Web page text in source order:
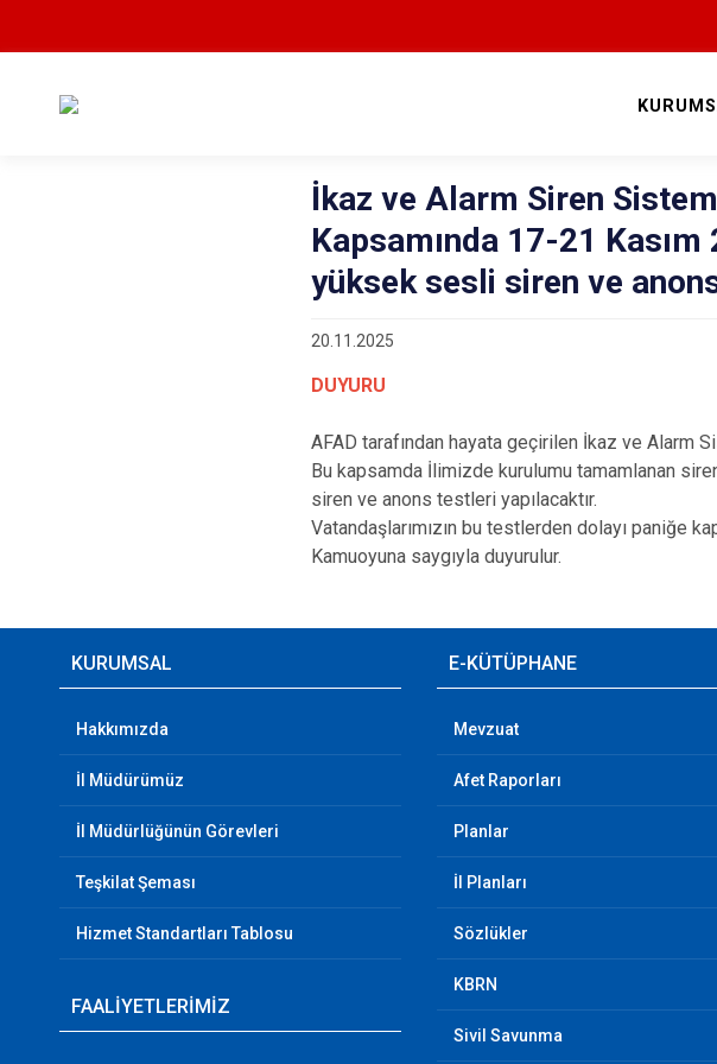
İkaz ve Alarm Siren
Kapsamında 17-21
yüksek sesli siren ve
20.11.2025
DUYURU
AFAD tarafından hayata geçirilen İkaz ve Alarm
Bu kapsamda İlimizde kurulumu tamamlanan
siren ve anons testleri yapılacaktır.
Vatandaşlarımızın bu testlerden dolayı paniğe
Kamuoyuna saygıyla duyurulur.
KURUMSAL
Hakkımızda
İl Müdürümüz
İl Müdürlüğünün Görevleri
Teşkilat Şeması
Hizmet Standartları Tablosu
FAALİYETLERİMİZ
E-KÜTÜPHANE
Mevzuat
Afet Raporları
Planlar
İl Planları
Sözlükler
KBRN
Sivil Savunma